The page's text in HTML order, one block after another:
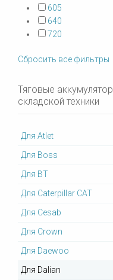
605
640
720
Сбросить все фильтры
Тяговые
складской техники
Для Atlet
Для Boss
Для BT
Для Caterpillar CAT
Для Cesab
Для Crown
Для Daewoo
Для Dalian